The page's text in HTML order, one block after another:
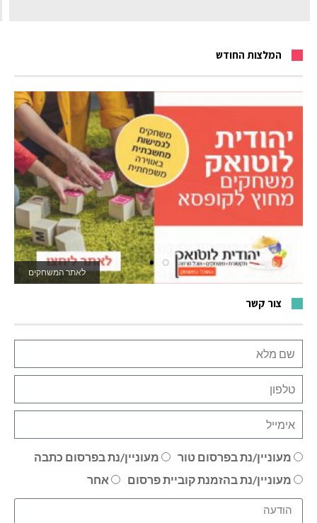
המלצות החודש
לאתר המשחקים
צור קשר
מעוניין/נת בפרסום טור
מעוניין/נת בפרסום כתבה
מעוניין/נת בהזמנת קוביית פרסום
אחר